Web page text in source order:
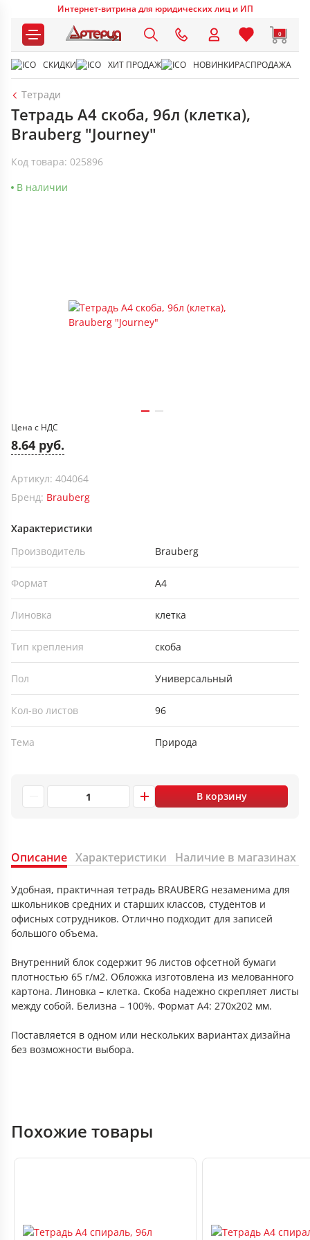
Интернет-витрина для юридических лиц и ИП
0
СКИДКИ ХИТ ПРОДАЖ НОВИНКИРАСПРОДАЖА
Тетради
Тетрадь А4 скоба, 96л (клетка),
Brauberg "Journey"
Код товара: 025896
В наличии
Цена с НДС
8.64 руб.
Артикул: 404064
Бренд: Brauberg
Характеристики
Производитель
Brauberg
Формат А4
Линовка клетка
Тип крепления скоба
Пол Универсальный
Кол-во листов 96
Тема Природа
В корзину
Описание Характеристики Наличие в магазинах
Удобная, практичная тетрадь BRAUBERG незаменима для
школьников средних и старших классов, студентов и
офисных сотрудников. Отлично подходит для записей
большого объема.
Внутренний блок содержит 96 листов офсетной бумаги
плотностью 65 г/м2. Обложка изготовлена из мелованного
картона. Линовка – клетка. Скоба надежно скрепляет листы
между собой. Белизна – 100%. Формат А4: 270х202 мм.
Поставляется в одном или нескольких вариантах дизайна
без возможности выбора.
Похожие товары